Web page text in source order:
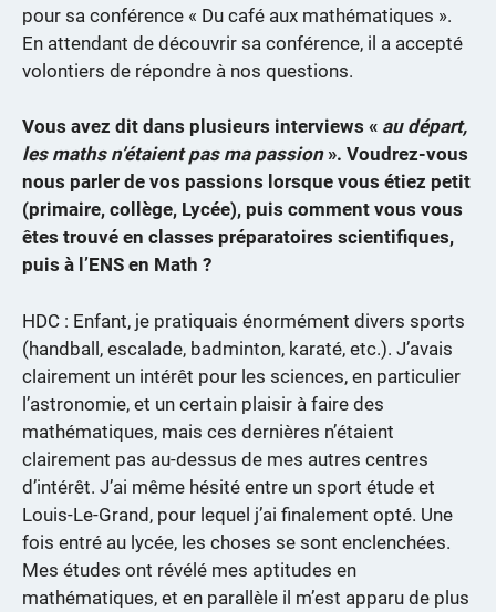
pour sa conférence « Du café aux mathématiques ».
En attendant de découvrir sa conférence, il a accepté
volontiers de répondre à nos questions.
Vous avez dit dans plusieurs interviews « au départ,
les maths n’étaient pas ma passion». Voudrez-vous
nous parler de vos passions lorsque vous étiez petit
(primaire, collège, Lycée), puis comment vous vous
êtes trouvé en classes préparatoires scientifiques,
puis à l’ENS en Math ?
HDC : Enfant, je pratiquais énormément divers sports
(handball, escalade, badminton, karaté, etc.). J’avais
clairement un intérêt pour les sciences, en particulier
l’astronomie, et un certain plaisir à faire des
mathématiques, mais ces dernières n’étaient
clairement pas au-dessus de mes autres centres
d’intérêt. J’ai même hésité entre un sport étude et
Louis-Le-Grand, pour lequel j’ai finalement opté. Une
fois entré au lycée, les choses se sont enclenchées.
Mes études ont révélé mes aptitudes en
mathématiques, et en parallèle il m’est apparu de plus